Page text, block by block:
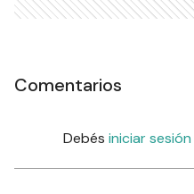
Comentarios
Debés iniciar sesión